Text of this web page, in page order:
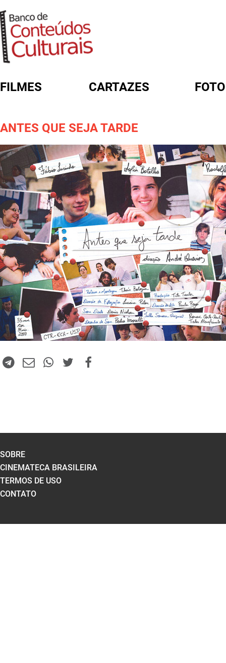
FILMES CARTAZES
ANTES QUE SEJA TARDE
SOBRE
CINEMATECA BRASILEIRA
TERMOS DE USO
CONTATO